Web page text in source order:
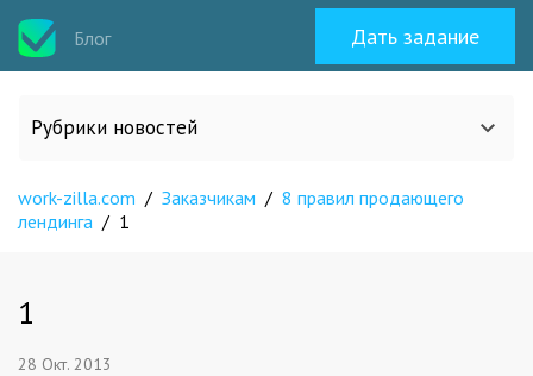
Блог Дать задание
Рубрики новостей
Все статьи
work-zilla.com / Заказчикам / 8 правил продающего
лендинга / 1
1
28 Окт. 2013